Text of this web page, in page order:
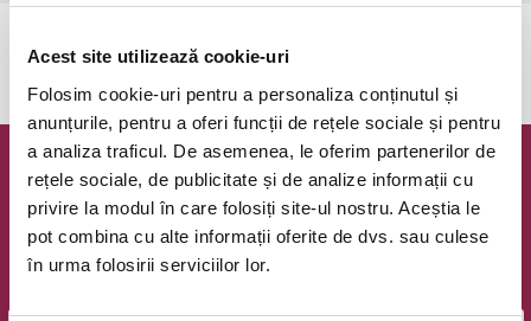
Acest site utilizează cookie-uri
Folosim cookie-uri pentru a personaliza conținutul și
anunțurile, pentru a oferi funcții de rețele sociale și pentru
a analiza traficul. De asemenea, le oferim partenerilor de
rețele sociale, de publicitate și de analize informații cu
privire la modul în care folosiți site-ul nostru. Aceștia le
pot combina cu alte informații oferite de dvs. sau culese
în urma folosirii serviciilor lor.
Evenimentul a expirat.
Newsletter @ Bilete.ro
Oferte exclusive si o editie saptamanala cu cele mai noi
evenimente.